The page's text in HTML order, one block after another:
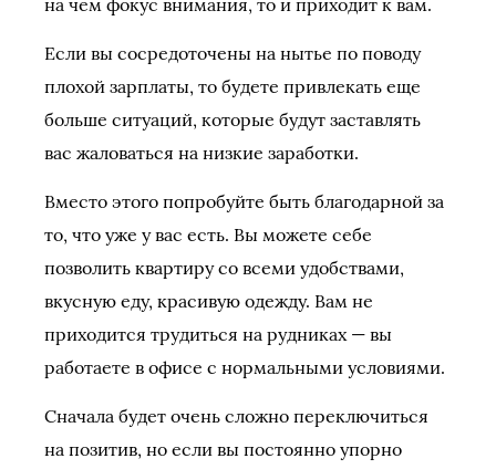
Если вы сосредоточены на нытье по поводу
плохой зарплаты, то будете привлекать еще
больше ситуаций, которые будут заставлять
вас жаловаться на низкие заработки.
Вместо этого попробуйте быть благодарной за
то, что уже у вас есть. Вы можете себе
позволить квартиру со всеми удобствами,
вкусную еду, красивую одежду. Вам не
приходится трудиться на рудниках — вы
работаете в офисе с нормальными условиями.
Сначала будет очень сложно переключиться
на позитив, но если вы постоянно упорно